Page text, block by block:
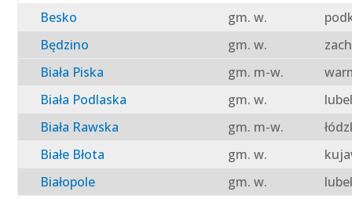
Besko
gm. w.
Będzino
gm. w.
Biała Piska
gm. m-w.
Biała Podlaska
gm. w.
Biała Rawska
gm. m-w.
Białe Błota
gm. w.
Białopole
gm. w.